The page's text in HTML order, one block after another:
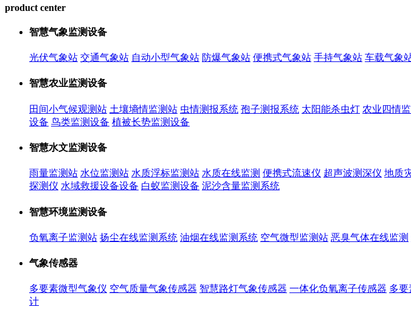
product center
智慧气象监测设备
光伏气象站 交通气象站 自动小型气象站 防爆气象站 便携式气象站 手持气象站 车载气象
智慧农业监测设备
田间小气候观测站 土壤墒情监测站 虫情测报系统 孢子测报系统 太阳能杀虫灯 农业四情
设备 鸟类监测设备 植被长势监测设备
智慧水文监测设备
雨量监测站 水位监测站 水质浮标监测站 水质在线监测 便携式流速仪 超声波测深仪 地质
探测仪 水域救援设备设备 白蚁监测设备 泥沙含量监测系统
智慧环境监测设备
负氧离子监测站 扬尘在线监测系统 油烟在线监测系统 空气微型监测站 恶臭气体在线监测
气象传感器
多要素微型气象仪 空气质量气象传感器 智慧路灯气象传感器 一体化负氧离子传感器 多要
计